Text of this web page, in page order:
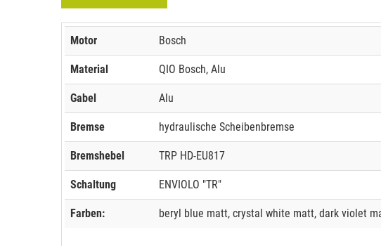
Motor Bosch
Material QIO Bosch, Alu
Gabel Alu
Bremse hydraulische Scheibenbremse
Bremshebel TRP HD-EU817
Schaltung ENVIOLO "TR"
Farben: beryl blue matt, crystal white matt, dark violet